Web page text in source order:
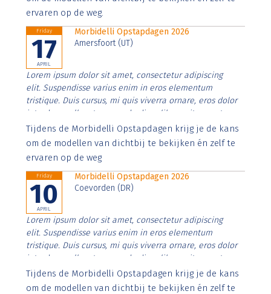
ervaren op de weg.
Friday
17
APRIL
Morbidelli Opstapdagen 2026
Amersfoort (UT)
Lorem ipsum dolor sit amet, consectetur adipiscing
elit. Suspendisse varius enim in eros elementum
tristique. Duis cursus, mi quis viverra ornare, eros dolor
interdum nulla, ut commodo diam libero vitae erat.
Aenean faucibus nibh et justo cursus id rutrum lorem
imperdiet. Nunc ut sem vitae risus tristique posuere.
Tijdens de Morbidelli Opstapdagen krijg je de kans
om de modellen van dichtbij te bekijken én zelf te
ervaren op de weg
Friday
10
APRIL
Morbidelli Opstapdagen 2026
Coevorden (DR)
Lorem ipsum dolor sit amet, consectetur adipiscing
elit. Suspendisse varius enim in eros elementum
tristique. Duis cursus, mi quis viverra ornare, eros dolor
interdum nulla, ut commodo diam libero vitae erat.
Aenean faucibus nibh et justo cursus id rutrum lorem
imperdiet. Nunc ut sem vitae risus tristique posuere.
Tijdens de Morbidelli Opstapdagen krijg je de kans
om de modellen van dichtbij te bekijken én zelf te